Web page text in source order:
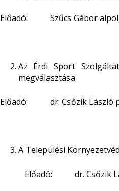
Előadó: Szűcs Gábor
Az Érdi Sport
megválasztása
Előadó: dr. Csőzik László
A Települési
Előadó: dr. Csőzik